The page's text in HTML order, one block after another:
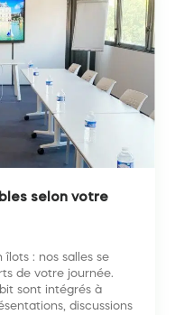
selon votre
îlots : nos salles se
de votre journée.
sont intégrés à
discussions